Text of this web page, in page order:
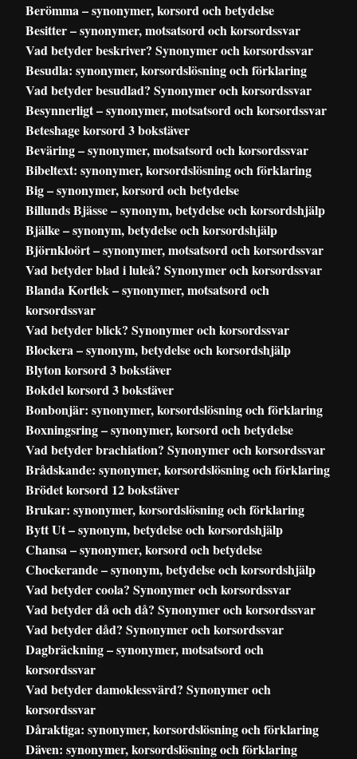
Berömma – synonymer, korsord och betydelse
Besitter – synonymer, motsatsord och korsordssvar
Vad betyder beskriver? Synonymer och korsordssvar
Besudla: synonymer, korsordslösning och förklaring
Vad betyder besudlad? Synonymer och korsordssvar
Besynnerligt – synonymer, motsatsord och korsordssvar
Beteshage korsord 3 bokstäver
Beväring – synonymer, motsatsord och korsordssvar
Bibeltext: synonymer, korsordslösning och förklaring
Big – synonymer, korsord och betydelse
Billunds Bjässe – synonym, betydelse och korsordshjälp
Bjälke – synonym, betydelse och korsordshjälp
Björnkloört – synonymer, motsatsord och korsordssvar
Vad betyder blad i luleå? Synonymer och korsordssvar
Blanda Kortlek – synonymer, motsatsord och
korsordssvar
Vad betyder blick? Synonymer och korsordssvar
Blockera – synonym, betydelse och korsordshjälp
Blyton korsord 3 bokstäver
Bokdel korsord 3 bokstäver
Bonbonjär: synonymer, korsordslösning och förklaring
Boxningsring – synonymer, korsord och betydelse
Vad betyder brachiation? Synonymer och korsordssvar
Brådskande: synonymer, korsordslösning och förklaring
Brödet korsord 12 bokstäver
Brukar: synonymer, korsordslösning och förklaring
Bytt Ut – synonym, betydelse och korsordshjälp
Chansa – synonymer, korsord och betydelse
Chockerande – synonym, betydelse och korsordshjälp
Vad betyder coola? Synonymer och korsordssvar
Vad betyder då och då? Synonymer och korsordssvar
Vad betyder dåd? Synonymer och korsordssvar
Dagbräckning – synonymer, motsatsord och
korsordssvar
Vad betyder damoklessvärd? Synonymer och
korsordssvar
Dåraktiga: synonymer, korsordslösning och förklaring
Däven: synonymer, korsordslösning och förklaring